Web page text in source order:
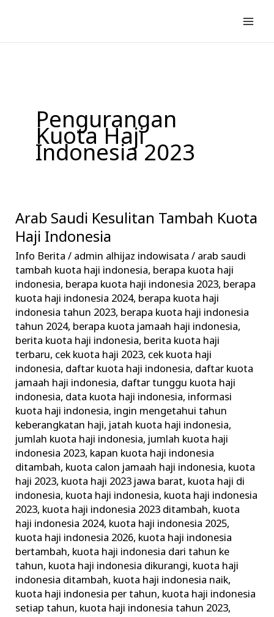
konten
Pengurangan
Kuota Haji
Indonesia 2023
Arab Saudi Kesulitan Tambah Kuota
Haji Indonesia
Info Berita / admin alhijaz indowisata/ arab saudi
tambah kuota haji indonesia, berapa kuota haji
indonesia, berapa kuota haji indonesia 2023, berapa
kuota haji indonesia 2024, berapa kuota haji
indonesia tahun 2023, berapa kuota haji indonesia
tahun 2024, berapa kuota jamaah haji indonesia,
berita kuota haji indonesia, berita kuota haji
terbaru, cek kuota haji 2023, cek kuota haji
indonesia, daftar kuota haji indonesia, daftar kuota
jamaah haji indonesia, daftar tunggu kuota haji
indonesia, data kuota haji indonesia, informasi
kuota haji indonesia, ingin mengetahui tahun
keberangkatan haji, jatah kuota haji indonesia,
jumlah kuota haji indonesia, jumlah kuota haji
indonesia 2023, kapan kuota haji indonesia
ditambah, kuota calon jamaah haji indonesia, kuota
haji 2023, kuota haji 2023 jawa barat, kuota haji di
indonesia, kuota haji indonesia, kuota haji indonesia
2023, kuota haji indonesia 2023 ditambah, kuota
haji indonesia 2024, kuota haji indonesia 2025,
kuota haji indonesia 2026, kuota haji indonesia
bertambah, kuota haji indonesia dari tahun ke
tahun, kuota haji indonesia dikurangi, kuota haji
indonesia ditambah, kuota haji indonesia naik,
kuota haji indonesia per tahun, kuota haji indonesia
setiap tahun, kuota haji indonesia tahun 2023,
Arab
Saudi
Kesulitan
Tambah
Kuota
Haji
Indonesia